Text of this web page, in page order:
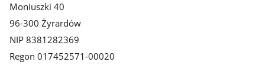
Moniuszki 40
96-300 Żyrardów
NIP 8381282369
Regon 017452571-00020